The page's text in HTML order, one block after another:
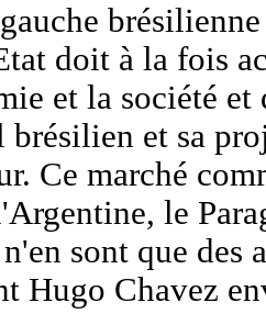
doit à la fois
et la société
brésilien et sa
Ce marché
le
sont que des
Hugo Chavez